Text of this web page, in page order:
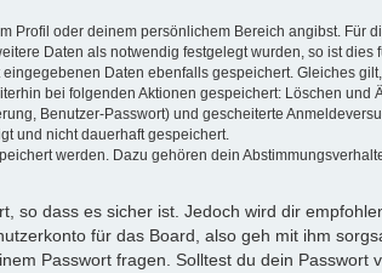
oder deinem persönlichem Bereich angibst. Für
Daten als notwendig festgelegt wurden, so ist dies
Daten ebenfalls gespeichert. Gleiches
bei folgenden Aktionen gespeichert: Löschen
Benutzer-Passwort) und gescheiterte
und nicht dauerhaft gespeichert.
werden. Dazu gehören dein
so dass es sicher ist. Jedoch wird dir
für das Board, also geh mit ihm
Passwort fragen. Solltest du dein Passwort